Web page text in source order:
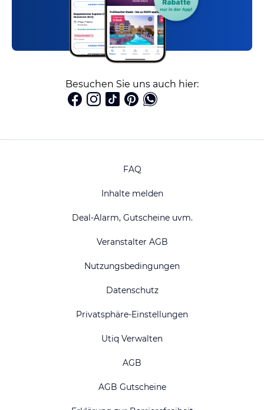
Besuchen Sie uns auch hier:
FAQ
Inhalte melden
Deal-Alarm, Gutscheine uvm.
Veranstalter AGB
Nutzungsbedingungen
Datenschutz
Privatsphäre-Einstellungen
Utiq Verwalten
AGB
AGB Gutscheine